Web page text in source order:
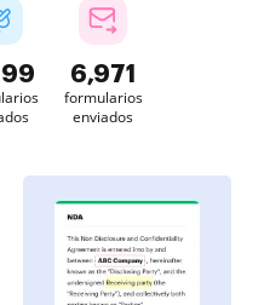
6,971
formularios
enviados